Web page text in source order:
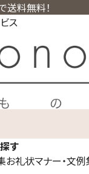
料無料！
ス
す
お礼状マナー・文